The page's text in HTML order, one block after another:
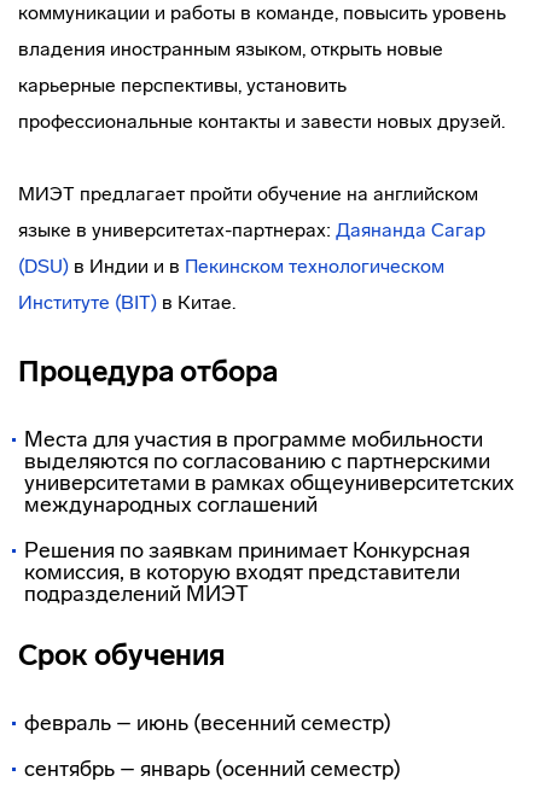
коммуникации и работы в команде, повысить уровень
владения иностранным языком, открыть новые
карьерные перспективы, установить
профессиональные контакты и завести новых друзей.
МИЭТ предлагает пройти обучение на английском
языке в университетах-партнерах: Даянанда Сагар
(DSU) в Индии и в Пекинском технологическом
Институте (BIT) в Китае.
Процедура отбора
Места для участия в программе мобильности
выделяются по согласованию с партнерскими
университетами в рамках общеуниверситетских
международных соглашений
Решения по заявкам принимает Конкурсная
комиссия, в которую входят представители
подразделений МИЭТ
Срок обучения
февраль – июнь (весенний семестр)
сентябрь – январь (осенний семестр)